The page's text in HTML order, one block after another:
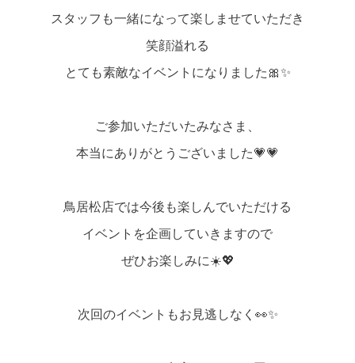
スタッフも一緒になって楽しませていただき
笑顔溢れる
とても素敵なイベントになりました🎀✨
ご参加いただいたみなさま、
本当にありがとうございました💗💗
鳥居松店では今後も楽しんでいただける
イベントを企画していきますので
ぜひお楽しみに☀️💖
次回のイベントもお見逃しなく👀✨